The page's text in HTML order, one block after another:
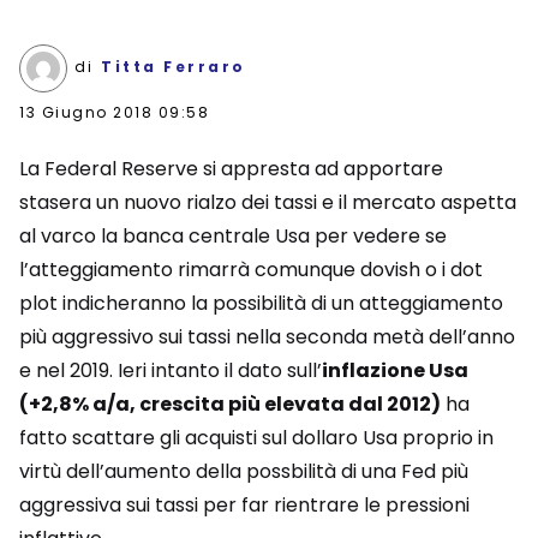
di Titta Ferraro
13 Giugno 2018 09:58
La Federal Reserve si appresta ad apportare
stasera un nuovo rialzo dei tassi e il mercato aspetta
al varco la banca centrale Usa per vedere se
l’atteggiamento rimarrà comunque dovish o i dot
plot indicheranno la possibilità di un atteggiamento
più aggressivo sui tassi nella seconda metà dell’anno
e nel 2019. Ieri intanto il dato sull’inflazione Usa
(+2,8% a/a, crescita più elevata dal 2012) ha
fatto scattare gli acquisti sul dollaro Usa proprio in
virtù dell’aumento della possbilità di una Fed più
aggressiva sui tassi per far rientrare le pressioni